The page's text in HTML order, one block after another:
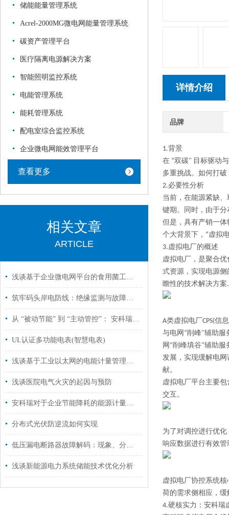
储能能量管理系统
Acrel-2000MG微电网能量管理系统
碳资产管理平台
医疗隔离电源解决方案
智能照明监控系统
电能管理系统
能耗管理系统
配电室综合监控系统
企业微电网能效管理平台
查看更多
相关文章
ARTICLE
浅谈基于企业微电网平台的食用菌工厂的能源管理
筑牢码头岸电防线：绝缘监测与故障定位如何保障电力安全？
从 “被动节能” 到 “主动管控”： 安科瑞重塑双碳背景下企业能源管理模式
UL认证多功能电表(智慧电表)
浅谈基于工业以太网的电能计量管理系统的应用
浅谈医院电气火灾的起因与预防
安科瑞对于企业节能降耗的能源计量的研究
分布式光伏防逆流如何实现
低压漏电断路器故障解码：现象、分析与诊断艺术
浅谈新能源电力系统储能技术优化分析
详情介绍
品牌
1.背景
在 “双碳" 目标驱动
多重挑战。如何打
2.必要性分析
当前，在能源紧缺
键期。同时，由于
但是，具有产销一
个大背景下，“虚拟
3.虚拟电厂的概述
虚拟电厂，是聚合
式资源，实现电源
瞻性的技术解决方案.
A类虚拟电厂CPS(信
与电网“削峰"辅助服
网“削峰填谷"辅助
发展，实现缓解电
献。
虚拟电厂平台主要
交互。
为了对调控进行优
响应数据进行有效
虚拟电厂协控系统
荷的需求侧相应，
4.硬核实力：安科瑞